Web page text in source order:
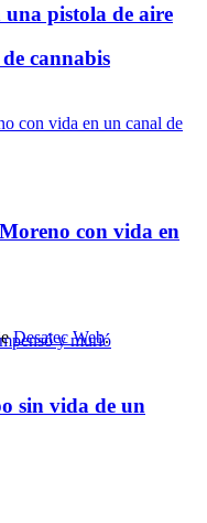
pistola de aire
cannabis
con vida en
sin vida de un
Desatec Web.